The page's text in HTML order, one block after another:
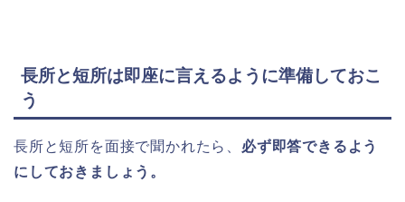
長所と短所は即座に言えるように準備しておこ
う
長所と短所を面接で聞かれたら、 必ず即答できるよう
にしておきましょう。